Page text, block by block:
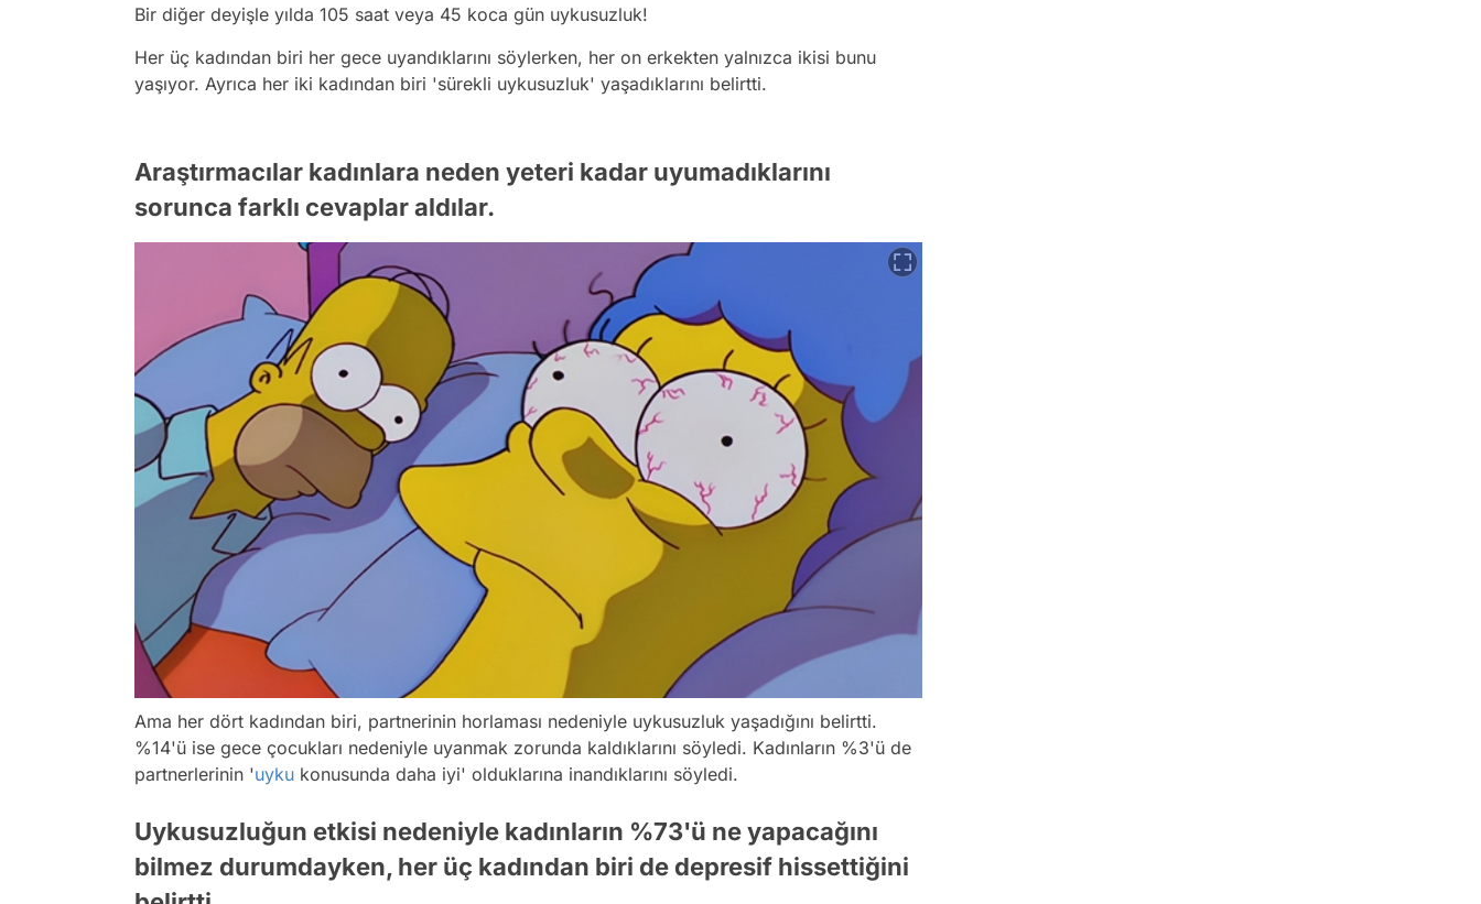
Bir diğer deyişle yılda 105 saat veya 45 koca gün uykusuzluk!
Her üç kadından biri her gece uyandıklarını söylerken, her on erkekten yalnızca ikisi bunu
yaşıyor. Ayrıca her iki kadından biri 'sürekli uykusuzluk' yaşadıklarını belirtti.
Araştırmacılar kadınlara neden yeteri kadar uyumadıklarını
sorunca farklı cevaplar aldılar.
Ama her dört kadından biri, partnerinin horlaması nedeniyle uykusuzluk yaşadığını belirtti.
%14'ü ise gece çocukları nedeniyle uyanmak zorunda kaldıklarını söyledi. Kadınların %3'ü de
partnerlerinin 'uyku konusunda daha iyi' olduklarına inandıklarını söyledi.
Uykusuzluğun etkisi nedeniyle kadınların %73'ü ne yapacağını
bilmez durumdayken, her üç kadından biri de depresif hissettiğini